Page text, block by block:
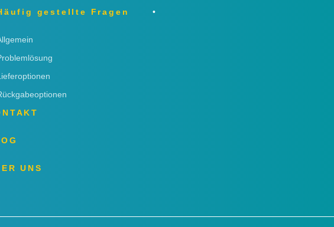
gestellte Fragen
UNS